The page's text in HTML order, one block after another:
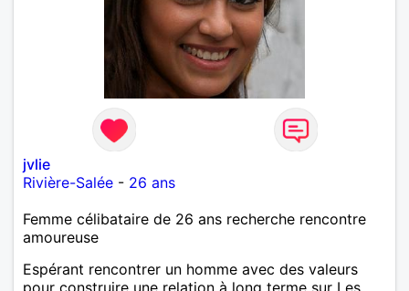
jvlie
Rivière-Salée - 26 ans
Femme célibataire de 26 ans recherche rencontre
amoureuse
Espérant rencontrer un homme avec des valeurs
pour construire une relation à long terme sur Les